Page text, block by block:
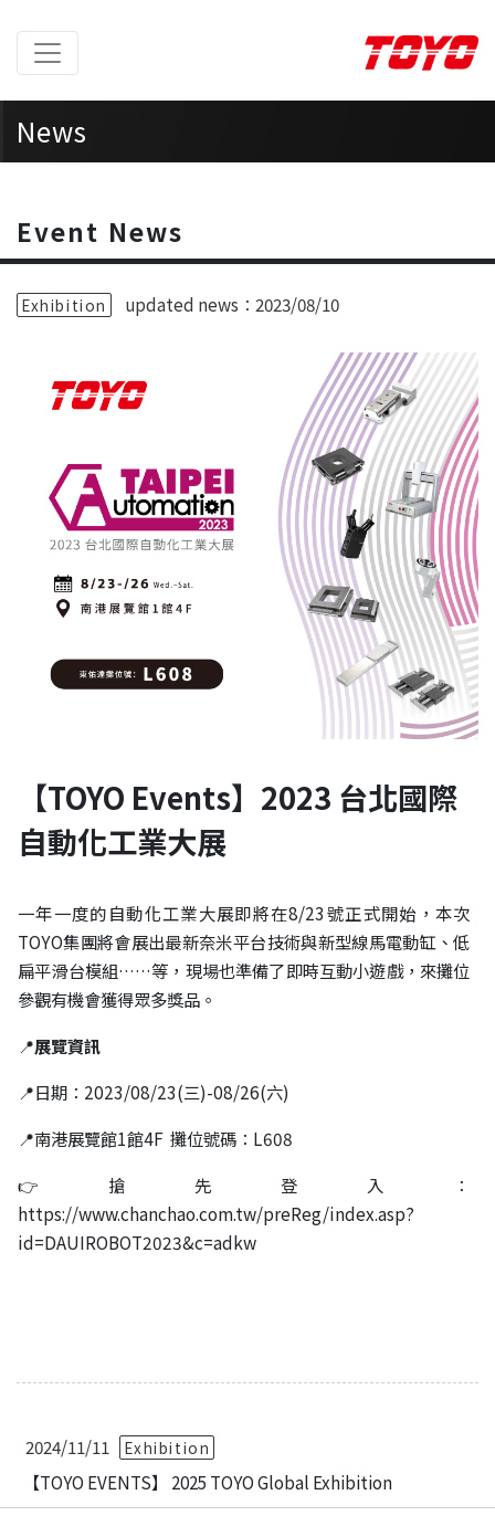
News
Event News
Exhibition updated news：2023/08/10
【TOYO Events】2023 台北國際
自動化工業大展
一年一度的自動化工業大展即將在8/23號正式開始，本次
TOYO集團將會展出最新奈米平台技術與新型線馬電動缸、低
扁平滑台模組……等，現場也準備了即時互動小遊戲，來攤位
參觀有機會獲得眾多獎品。
📍展覽資訊
📍日期：2023/08/23(三)-08/26(六)
📍南港展覽館1館4F 攤位號碼：L608
👉搶先登入：
https://www.chanchao.com.tw/preReg/index.asp?
id=DAUIROBOT2023&c=adkw
2024/11/11 Exhibition
【TOYO EVENTS】 2025 TOYO Global Exhibition